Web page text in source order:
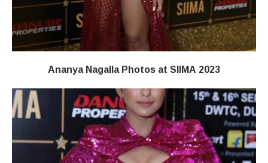
Ananya Nagalla Photos at SIIMA 2023